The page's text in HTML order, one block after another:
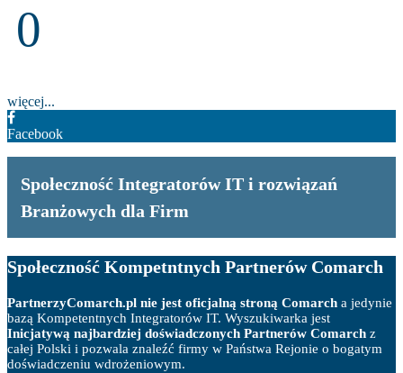
0
więcej...
Facebook
Społeczność Integratorów IT i rozwiązań
Branżowych dla Firm
Społeczność Kompetntnych Partnerów Comarch
PartnerzyComarch.pl nie jest oficjalną stroną Comarch a jedynie
bazą Kompetentnych Integratorów IT. Wyszukiwarka jest
Inicjatywą najbardziej doświadczonych Partnerów Comarch z
całej Polski i pozwala znaleźć firmy w Państwa Rejonie o bogatym
doświadczeniu wdrożeniowym.